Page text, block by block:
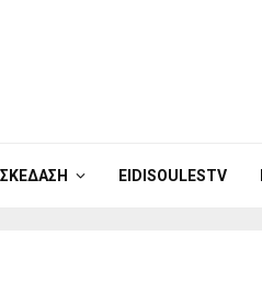
EIDISOULESTV